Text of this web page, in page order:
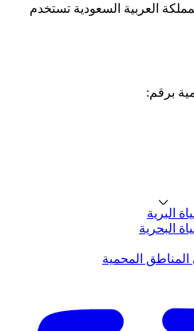
العربية السعودية تستخدم
برقم:
البرية
البحرية
المناطق المحمية